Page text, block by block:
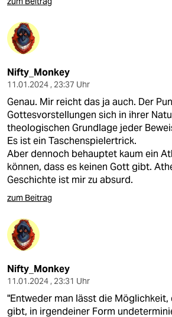
Nifty_Monkey
11.01.2024 , 23:37 Uhr
Genau. Mir reicht das ja auch. Der
Gottesvorstellungen sich in ihrer
theologischen Grundlage jeder
Es ist ein Taschenspielertrick.
Aber dennoch behauptet kaum ein
können, dass es keinen Gott gibt.
Geschichte ist mir zu absurd.
zum Beitrag
Nifty_Monkey
11.01.2024 , 23:31 Uhr
"Entweder man lässt die Möglichkeit,
gibt, in irgendeiner Form